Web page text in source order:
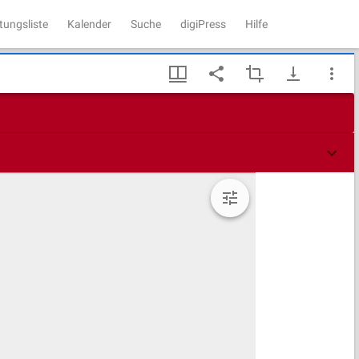
Kalender Suche digiPress Hilfe